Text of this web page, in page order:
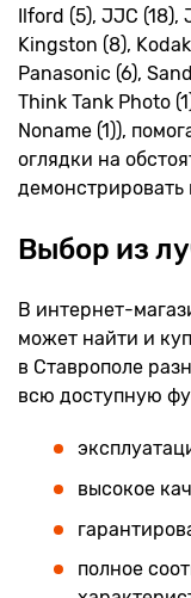
Ilford (5), JJC (18),
Kingston (8), Kodak
Panasonic (6),
Think Tank Photo
Noname (1)),
оглядки на
Выбор из
В интернет-
может найти и
в Ставрополе
всю доступную
высокое
полное